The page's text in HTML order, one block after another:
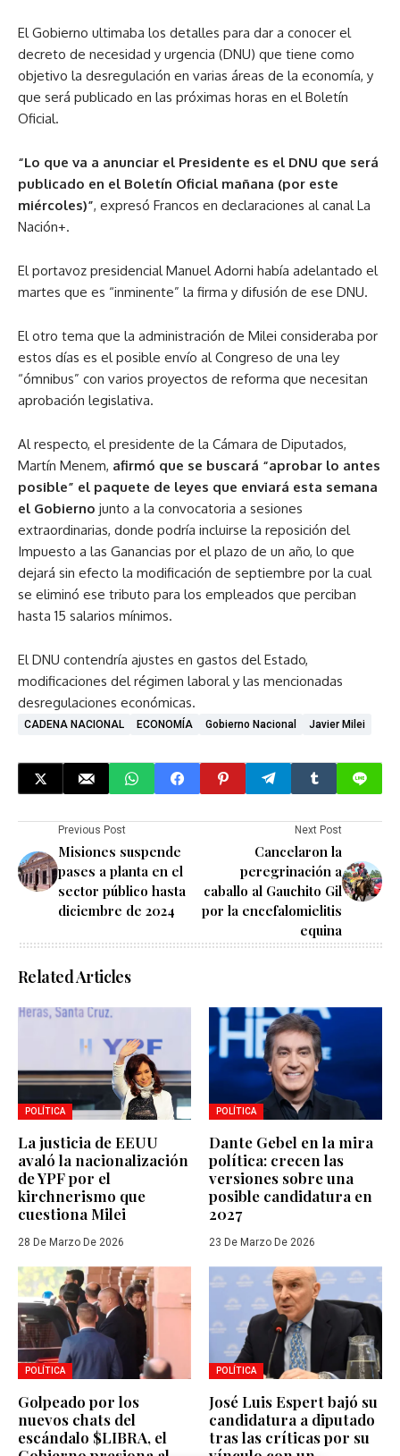
El Gobierno ultimaba los detalles para dar a conocer el
decreto de necesidad y urgencia (DNU) que tiene como
objetivo la desregulación en varias áreas de la economía, y
que será publicado en las próximas horas en el Boletín
Oficial.
“Lo que va a anunciar el Presidente es el DNU que será
publicado en el Boletín Oficial mañana (por este
miércoles)”, expresó Francos en declaraciones al canal La
Nación+.
El portavoz presidencial Manuel Adorni había adelantado el
martes que es “inminente” la firma y difusión de ese DNU.
El otro tema que la administración de Milei consideraba por
estos días es el posible envío al Congreso de una ley
“ómnibus” con varios proyectos de reforma que necesitan
aprobación legislativa.
Al respecto, el presidente de la Cámara de Diputados,
Martín Menem, afirmó que se buscará “aprobar lo antes
posible” el paquete de leyes que enviará esta semana
el Gobierno junto a la convocatoria a sesiones
extraordinarias, donde podría incluirse la reposición del
Impuesto a las Ganancias por el plazo de un año, lo que
dejará sin efecto la modificación de septiembre por la cual
se eliminó ese tributo para los empleados que perciban
hasta 15 salarios mínimos.
El DNU contendría ajustes en gastos del Estado,
modificaciones del régimen laboral y las mencionadas
desregulaciones económicas.
CADENA NACIONAL ECONOMÍA Gobierno Nacional Javier Milei
Previous Post
Misiones suspende
pases a planta en el
sector público hasta
diciembre de 2024
Next Post
Cancelaron la
peregrinación a
caballo al Gauchito Gil
por la encefalomielitis
equina
Related Articles
POLÍTICA
La justicia de EEUU
avaló la nacionalización
de YPF por el
kirchnerismo que
cuestiona Milei
28 De Marzo De 2026
POLÍTICA
Dante Gebel en la mira
política: crecen las
versiones sobre una
posible candidatura en
2027
23 De Marzo De 2026
POLÍTICA
Golpeado por los
nuevos chats del
escándalo $LIBRA, el
POLÍTICA
José Luis Espert bajó su
candidatura a diputado
tras las críticas por su